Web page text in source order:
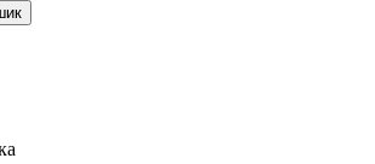
поляризационным светофильтром,
увеличилось на 30%,
просмотр через видоискатель, так
более интенсивно и ярко, а тени
и с лучшей градацией.
EXUS Circular PL делает снимки